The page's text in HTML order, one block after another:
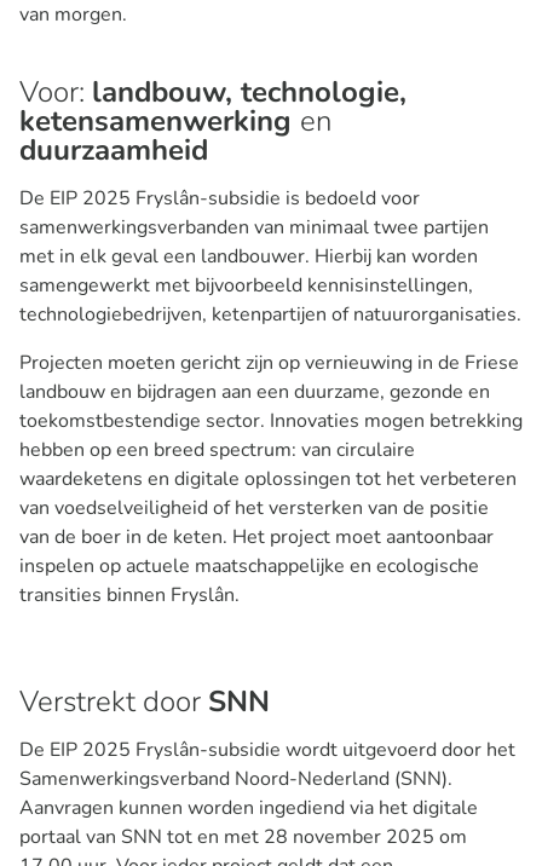
van morgen.
Voor: landbouw, technologie,
ketensamenwerking en
duurzaamheid
De EIP 2025 Fryslân-subsidie is bedoeld voor
samenwerkingsverbanden van minimaal twee partijen
met in elk geval een landbouwer. Hierbij kan worden
samengewerkt met bijvoorbeeld kennisinstellingen,
technologiebedrijven, ketenpartijen of natuurorganisaties.
Projecten moeten gericht zijn op vernieuwing in de Friese
landbouw en bijdragen aan een duurzame, gezonde en
toekomstbestendige sector. Innovaties mogen betrekking
hebben op een breed spectrum: van circulaire
waardeketens en digitale oplossingen tot het verbeteren
van voedselveiligheid of het versterken van de positie
van de boer in de keten. Het project moet aantoonbaar
inspelen op actuele maatschappelijke en ecologische
transities binnen Fryslân.
Verstrekt door SNN
De EIP 2025 Fryslân-subsidie wordt uitgevoerd door het
Samenwerkingsverband Noord-Nederland (SNN).
Aanvragen kunnen worden ingediend via het digitale
portaal van SNN tot en met 28 november 2025 om